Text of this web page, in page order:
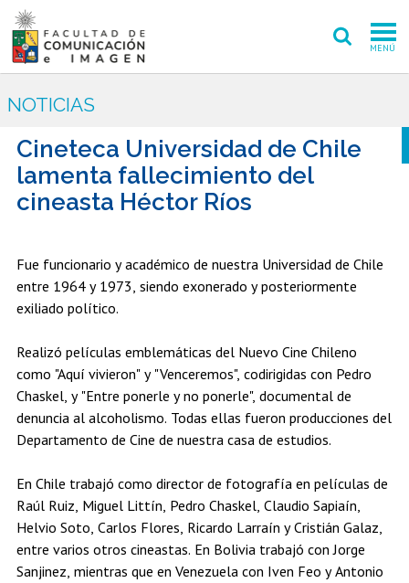
MENÚ
POSTGRADO
EXTENSIÓN
INTERNACIONAL
PERIODISMO CINE Y TV
Estudiantes Académicos Egresados
NOTICIAS
Cineteca Universidad de Chile
lamenta fallecimiento del
cineasta Héctor Ríos
Fue funcionario y académico de nuestra Universidad de Chile
entre 1964 y 1973, siendo exonerado y posteriormente
exiliado político.
Realizó películas emblemáticas del Nuevo Cine Chileno
como "Aquí vivieron" y "Venceremos", codirigidas con Pedro
Chaskel, y "Entre ponerle y no ponerle", documental de
denuncia al alcoholismo. Todas ellas fueron producciones del
Departamento de Cine de nuestra casa de estudios.
En Chile trabajó como director de fotografía en películas de
Raúl Ruiz, Miguel Littín, Pedro Chaskel, Claudio Sapiaín,
Helvio Soto, Carlos Flores, Ricardo Larraín y Cristián Galaz,
entre varios otros cineastas. En Bolivia trabajó con Jorge
Sanjinez, mientras que en Venezuela con Iven Feo y Antonio